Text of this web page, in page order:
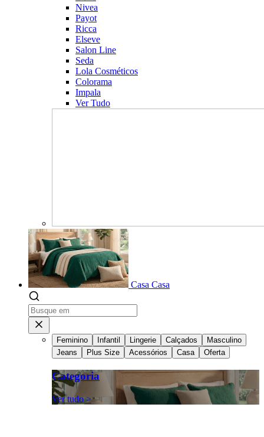
Nivea
Payot
Ricca
Elseve
Salon Line
Seda
Lola Cosméticos
Colorama
Impala
Ver Tudo
Casa Casa
Feminino Infantil Lingerie Calçados
Masculino
Jeans
Plus Size Acessórios Casa Oferta
Categoria
Ver tudo >